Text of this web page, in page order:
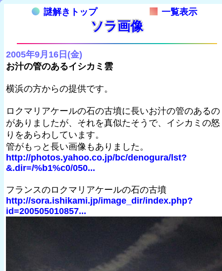
謎解きトップ 一覧表示
ソラ画像
2005年9月16日(金)
お汁の管のあるイシカミ雲
横浜の方からの提供です。
ロクマリアケールの石の古墳に長いお汁の管のあるの
がありましたが、それを真似たそうで、イシカミの怒
りをあらわしています。
管がもっと長い画像もありました。
http://photos.yahoo.co.jp/bc/denogura/lst?
&.dir=/%b1%c0/050...
フランスのロクマリアケールの石の古墳
http://sora.ishikami.jp/image_dir/index.php?
id=200505010857...